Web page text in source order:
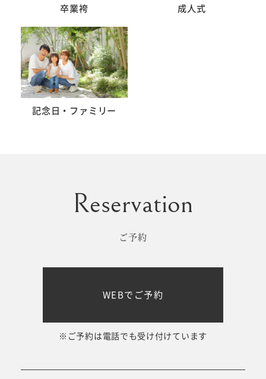
卒業袴 成人式
記念日・ファミリー
ご予約
WEBでご予約
※ご予約は電話でも受け付けています